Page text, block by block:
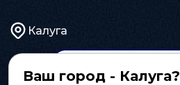
Калуга
Ваш город - Калуга?